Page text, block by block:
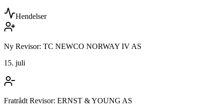
Hendelser
Ny Revisor: TC NEWCO NORWAY IV AS
15. juli
Fratrådt Revisor: ERNST & YOUNG AS